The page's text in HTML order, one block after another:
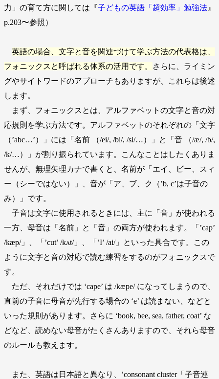
力」の育て方に関しては『子どもの英語「超効率」勉強法 』
p.203〜参照）
英語の場合、文字と音を関連づけて学ぶ方法の代表格は、
フォニックスと呼ばれる体系の活用です。
さらに、ライミン
グやサイトワードのアプローチもありますが、これらは後述
します。
まず、フォニックスとは、アルファベットの文字と音の対
応規則を学ぶ方法です。アルファベットのそれぞれの「文字
（’abc…’）」には「名前 （/ei/, /bi/, /si/…）」と「音 （/æ/, /b/,
/k/…）」が割り振られています。こんなことはしたくありま
せんが、無理矢理カナで書くと、名前が「エイ、ビー、スィ
ー（シーではない）」、音が「ア、ブ、ク（’b, c’は子音の
み）」です。
子音は文字に使用されるときには、主に「音」が使われる
一方、母音は「名前」と「音」の両方が使われます。「’cap’
/kæp/」、「’cut’ /kʌt/」、「’I’ /ai/」といった具合です。この
ように文字と音の対応で読む練習をするのがフォニックスで
す。
ただ、それだけでは ‘cape’ は /kæpe/ になってしまうので、
直前の子音に母音が先行する場合の ‘e’ は読まない、などと
いった規則があります。さらに ‘book, bee, sea, father, coat’ な
どなど、読めない母音がたくさんありますので、それら母音
のルールも教えます。
また、英語は日本語と異なり、’consonant cluster「子音連